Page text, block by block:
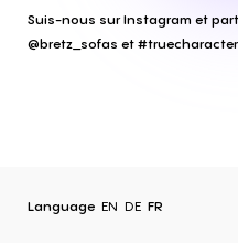
Suis-nous sur Instagram et
@bretz_sofas et
Language EN DE FR